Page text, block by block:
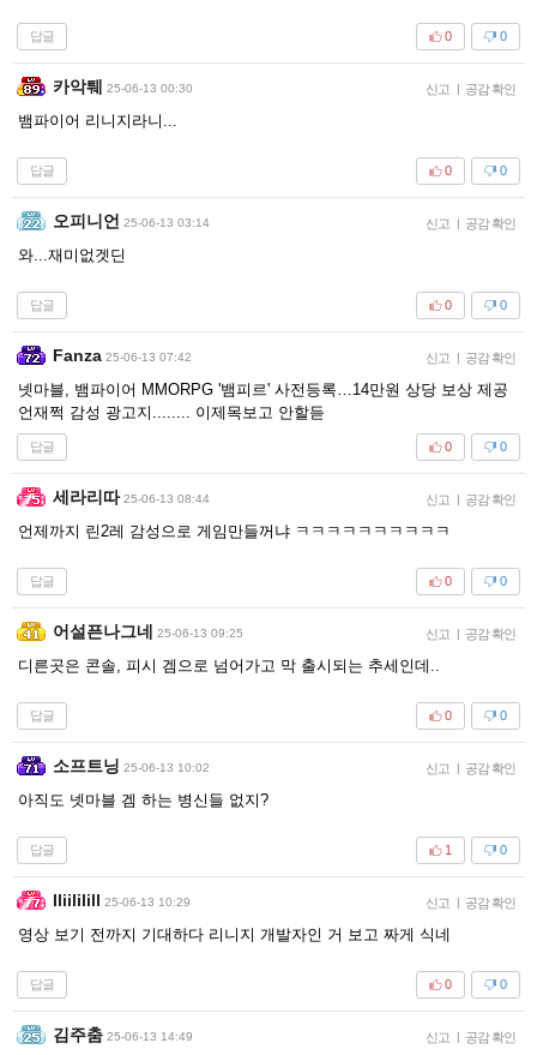
답글 0
0
카악퉤 25-06-13 00:30 신고 | 공감 확인
뱀파이어 리니지라니...
답글 0
0
오피니언 25-06-13 03:14 신고 | 공감 확인
와...재미없겟딘
답글 0
0
Fanza 25-06-13 07:42 신고 | 공감 확인
넷마블, 뱀파이어 MMORPG '뱀피르' 사전등록…14만원 상당 보상 제공
언재쩍 감성 광고지........ 이제목보고 안할듣
답글 0
0
세라리따 25-06-13 08:44 신고 | 공감 확인
언제까지 린2레 감성으로 게임만들꺼냐 ㅋㅋㅋㅋㅋㅋㅋㅋㅋㅋ
답글 0
0
어설픈나그네 25-06-13 09:25 신고 | 공감 확인
디른곳은 콘솔, 피시 겜으로 넘어가고 막 출시되는 추세인데..
답글 0
0
소프트닝 25-06-13 10:02 신고 | 공감 확인
아직도 넷마블 겜 하는 병신들 없지?
답글 0
1
Iliililill 25-06-13 10:29 신고 | 공감 확인
영상 보기 전까지 기대하다 리니지 개발자인 거 보고 짜게 식네
답글 0
0
김주춤 25-06-13 14:49 신고 | 공감 확인